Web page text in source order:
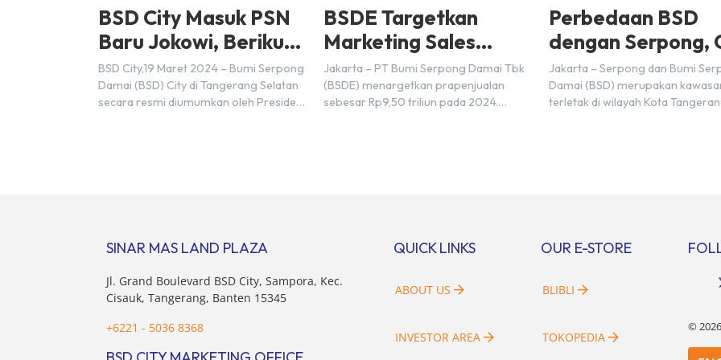
BSD City Masuk PSN
Baru Jokowi, Berikut
Alasannya
BSD City,19 Maret 2024 – Bumi Serpong
Damai (BSD) City di Tangerang Selatan
secara resmi diumumkan oleh Presiden
BSDE Targetkan
Marketing Sales
Rp9,5 Triliun di Tahun
2024
Jakarta – PT Bumi Serpong Damai Tbk
(BSDE) menargetkan prapenjualan
sebesar Rp9,50 triliun pada 2024.
pertimbangan masyarakat untuk
sektor […]
Perbedaan BSD
dengan Serpong,
Disini!
Jakarta – Serpong dan Bumi
Damai (BSD) merupakan
terletak di wilayah Kota
SINAR MAS LAND PLAZA
Jl. Grand Boulevard BSD City, Sampora, Kec.
Cisauk, Tangerang, Banten 15345
+6221 - 5036 8368
QUICK LINKS
ABOUT US
INVESTOR AREA
OUR E-STORE
BLIBLI
TOKOPEDIA
©2026